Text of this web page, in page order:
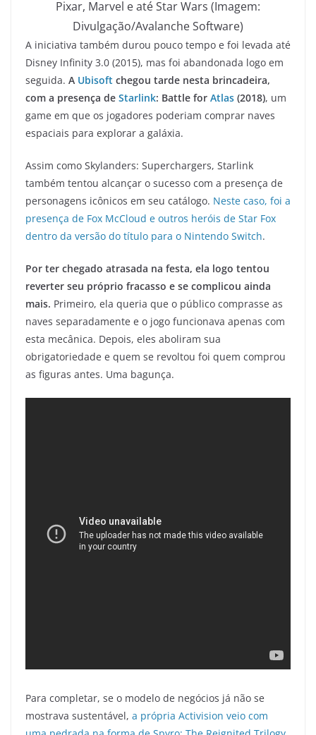
Pixar, Marvel e até Star Wars (Imagem:
Divulgação/Avalanche Software)
A iniciativa também durou pouco tempo e foi levada até
Disney Infinity 3.0 (2015), mas foi abandonada logo em
seguida. A Ubisoft chegou tarde nesta brincadeira,
com a presença de Starlink: Battle for Atlas (2018), um
game em que os jogadores poderiam comprar naves
espaciais para explorar a galáxia.
Assim como Skylanders: Superchargers, Starlink
também tentou alcançar o sucesso com a presença de
personagens icônicos em seu catálogo. Neste caso, foi a
presença de Fox McCloud e outros heróis de Star Fox
dentro da versão do título para o Nintendo Switch.
Por ter chegado atrasada na festa, ela logo tentou
reverter seu próprio fracasso e se complicou ainda
mais. Primeiro, ela queria que o público comprasse as
naves separadamente e o jogo funcionava apenas com
esta mecânica. Depois, eles aboliram sua
obrigatoriedade e quem se revoltou foi quem comprou
as figuras antes. Uma bagunça.
Para completar, se o modelo de negócios já não se
mostrava sustentável, a própria Activision veio com